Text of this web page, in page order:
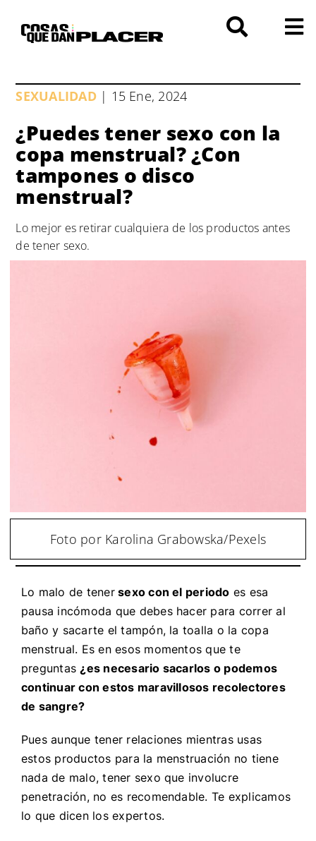
contenido
SEXUALIDAD| 15 Ene, 2024
¿Puedes tener sexo con la
copa menstrual? ¿Con
tampones o disco
menstrual?
Lo mejor es retirar cualquiera de los productos antes
de tener sexo.
Foto por Karolina Grabowska/Pexels
Lo malo de tenersexo con el periodo es esa
pausa incómoda que debes hacer para correr al
baño y sacarte el tampón, la toalla o la copa
menstrual. Es en esos momentos que te
preguntas ¿es necesario sacarlos o podemos
continuar con estos maravillosos recolectores
de sangre?
Pues aunque tener relaciones mientras usas
estos productos para la menstruación no tiene
nada de malo, tener sexo que involucre
penetración, no es recomendable. Te explicamos
lo que dicen los expertos.